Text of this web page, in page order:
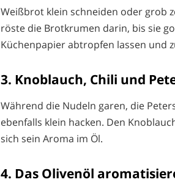
Weißbrot klein schneiden oder grob
röste die Brotkrumen darin, bis sie
Küchenpapier abtropfen lassen und
3. Knoblauch, Chili und
Während die Nudeln garen, die
ebenfalls klein hacken. Den
sich sein Aroma im Öl.
4. Das Olivenöl